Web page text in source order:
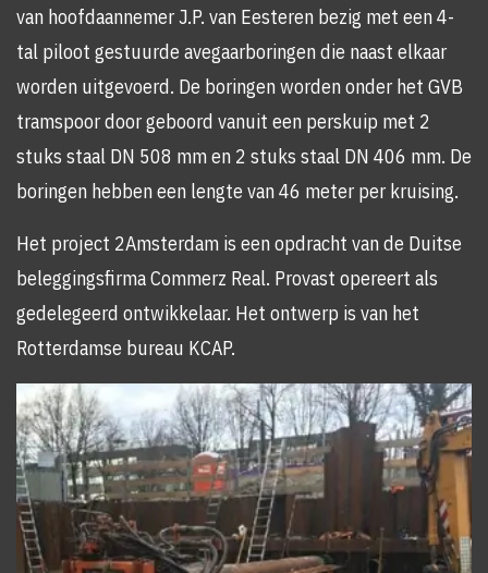
van hoofdaannemer J.P. van Eesteren bezig met een 4-
tal piloot gestuurde avegaarboringen die naast elkaar
worden uitgevoerd. De boringen worden onder het GVB
tramspoor door geboord vanuit een perskuip met 2
stuks staal DN 508 mm en 2 stuks staal DN 406 mm. De
boringen hebben een lengte van 46 meter per kruising.
Het project 2Amsterdam is een opdracht van de Duitse
beleggingsfirma Commerz Real. Provast opereert als
gedelegeerd ontwikkelaar. Het ontwerp is van het
Rotterdamse bureau KCAP.